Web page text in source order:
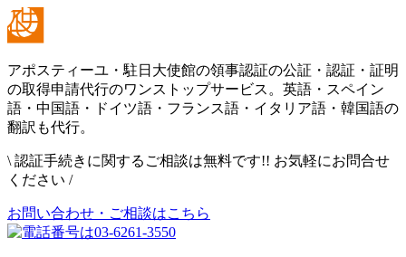
アポスティーユ・駐日大使館の領事認証の公証・認証・証明
の取得申請代行のワンストップサービス。英語・スペイン
語・中国語・ドイツ語・フランス語・イタリア語・韓国語の
翻訳も代行。
\ 認証手続きに関するご相談は無料です!! お気軽にお問合せ
ください /
お問い合わせ・ご相談はこちら